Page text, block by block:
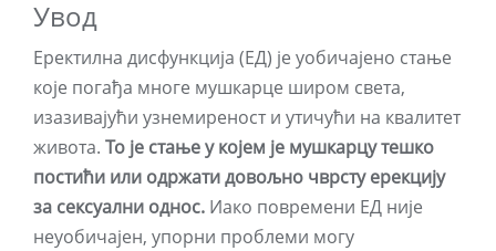
Увод
Еректилна дисфункција (ЕД) је уобичајено стање
које погађа многе мушкарце широм света,
изазивајући узнемиреност и утичући на квалитет
живота. То је стање у којем је мушкарцу тешко
постићи или одржати довољно чврсту ерекцију
за сексуални однос. Иако повремени ЕД није
неуобичајен, упорни проблеми могу